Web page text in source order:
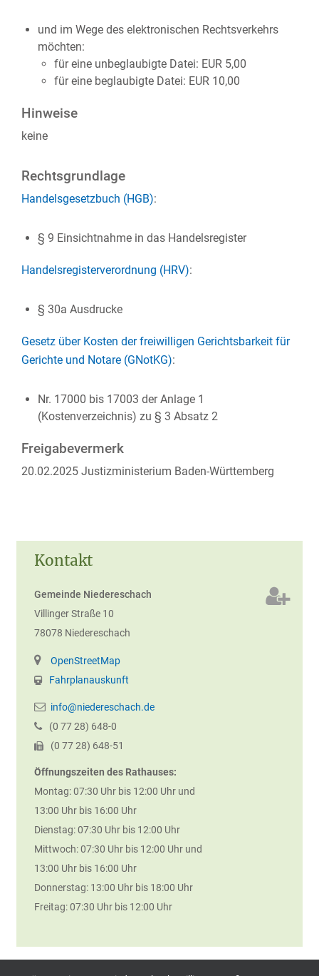
Kontakt
Gemeinde Niedereschach
Villinger Straße 10
78078 Niedereschach
OpenStreetMap
Fahrplanauskunft
info@niedereschach.de
(0 7728) 648-0
(0 7728) 648-51
Öffnungszeiten des Rathauses:
Montag: 07:30 Uhr bis 12:00 Uhr und
13:00 Uhr bis 16:00 Uhr
Dienstag: 07:30 Uhr bis 12:00 Uhr
Mittwoch: 07:30 Uhr bis 12:00 Uhr und
13:00 Uhr bis 16:00 Uhr
Donnerstag: 13:00 Uhr bis 18:00 Uhr
Freitag: 07:30 Uhr bis 12:00 Uhr
und im Wege des elektronischen Rechtsverkehrs
möchten:
für eine unbeglaubigte Datei: EUR 5,00
für eine beglaubigte Datei: EUR 10,00
Hinweise
keine
Rechtsgrundlage
Handelsgesetzbuch (HGB):
§ 9 Einsichtnahme in das Handelsregister
Handelsregisterverordnung (HRV):
§ 30a Ausdrucke
Gesetz über Kosten der freiwilligen Gerichtsbarkeit für
Gerichte und Notare (GNotKG):
Nr. 17000 bis 17003 der Anlage 1
(Kostenverzeichnis) zu § 3 Absatz 2
Freigabevermerk
20.02.2025 Justizministerium Baden-Württemberg